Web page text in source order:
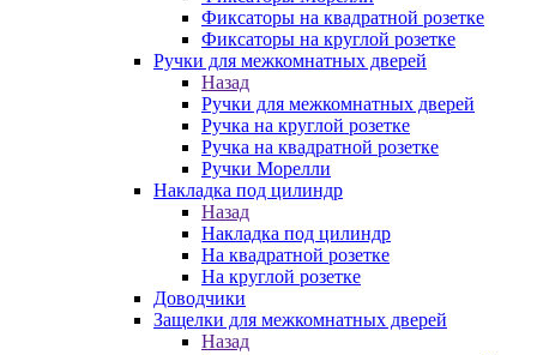
Фиксаторы на квадратной розетке
Фиксаторы на круглой розетке
Ручки для межкомнатных дверей
Назад
Ручки для межкомнатных дверей
Ручка на круглой розетке
Ручка на квадратной розетке
Ручки Морелли
Накладка под цилиндр
Назад
Накладка под цилиндр
На квадратной розетке
На круглой розетке
Доводчики
Защелки для межкомнатных дверей
Назад